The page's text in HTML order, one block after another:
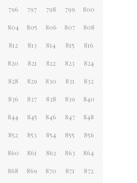
796 797 798 799 800
804 805 806 807 808
812 813 814 815 816
820 821 822 823 824
828 829 830 831 832
836 837 838 839 840
844 845 846 847 848
852 853 854 855 856
860 861 862 863 864
868 869 870 871 872